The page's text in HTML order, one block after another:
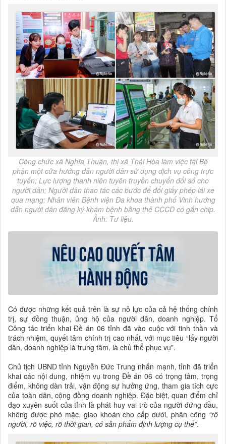
Công chức xã Nghĩa Thuận, thị xã Thái Hòa làm việc tại Bộ
phận một cửa hướng dẫn người dân sử dụng dịch vụ công trực
tuyến; Lực lượng thanh niên tuyên truyền chuyển đổi số cho
người dân; Người dân thao tác các bước để đổi giấy phép lái xe
qua mạng; Nhân viên Bệnh viện Đa khoa thành phố Vinh hướng
dẫn người dân đăng ký khám bệnh bằng thẻ CCCD có gắn chip.
Ảnh: Tư liệu.
Có được những kết quả trên là sự nỗ lực của cả hệ thống chính
trị, sự đồng thuận, ủng hộ của người dân, doanh nghiệp. Tổ
Công tác triển khai Đề án 06 tỉnh đã vào cuộc với tinh thần và
trách nhiệm, quyết tâm chính trị cao nhất, với mục tiêu “lấy người
dân, doanh nghiệp là trung tâm, là chủ thể phục vụ”.
Chủ tịch UBND tỉnh Nguyễn Đức Trung nhấn mạnh, tỉnh đã triển
khai các nội dung, nhiệm vụ trong Đề án 06 có trọng tâm, trọng
điểm, không dàn trải, vận động sự hưởng ứng, tham gia tích cực
của toàn dân, cộng đồng doanh nghiệp. Đặc biệt, quan điểm chỉ
đạo xuyên suốt của tỉnh là phát huy vai trò của người đứng đầu,
không được phó mặc, giao khoán cho cấp dưới, phân công “rõ
người, rõ việc, rõ thời gian, có sản phẩm định lượng cụ thể”.